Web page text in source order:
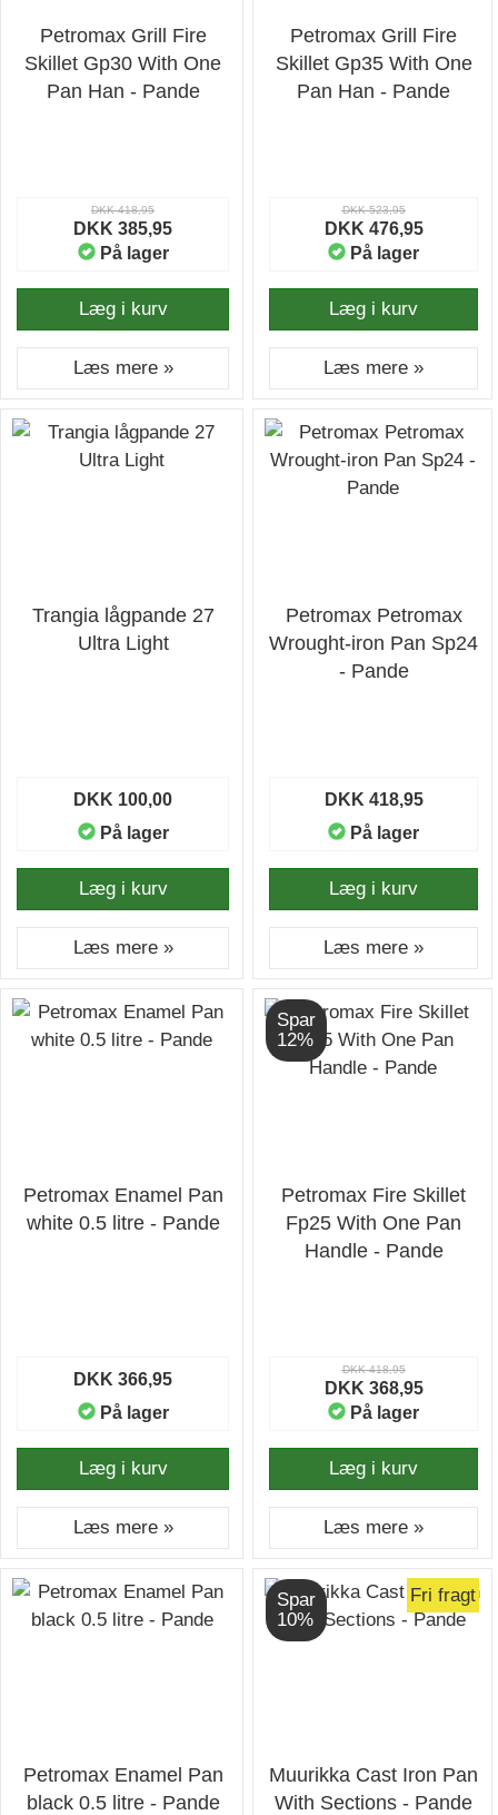
Petromax Grill Fire
Skillet Gp30 With One
Pan Han - Pande
DKK 418,95
DKK 385,95
På lager
Læg i kurv
Læs mere »
Petromax Grill Fire
Skillet Gp35 With One
Pan Han - Pande
DKK 523,95
DKK 476,95
På lager
Læg i kurv
Læs mere »
Trangia lågpande 27
Ultra Light
DKK 100,00
På lager
Læg i kurv
Læs mere »
Petromax Petromax
Wrought-iron Pan Sp24
- Pande
DKK 418,95
På lager
Læg i kurv
Læs mere »
Petromax Enamel Pan
white 0.5 litre - Pande
DKK 366,95
På lager
Læg i kurv
Læs mere »
Spar
12%
Petromax Fire Skillet
Fp25 With One Pan
Handle - Pande
DKK 418,95
DKK 368,95
På lager
Læg i kurv
Læs mere »
Petromax Enamel Pan
black 0.5 litre - Pande
Spar
10%
Fri fragt
Muurikka Cast Iron Pan
With Sections - Pande